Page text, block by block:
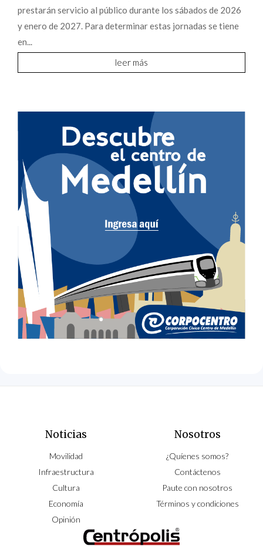
prestarán servicio al público durante los sábados de 2026
y enero de 2027. Para determinar estas jornadas se tiene
en...
leer más
Noticias
Movilidad
Infraestructura
Cultura
Economía
Opinión
Nosotros
¿Quíenes somos?
Contáctenos
Paute con nosotros
Términos y condiciones